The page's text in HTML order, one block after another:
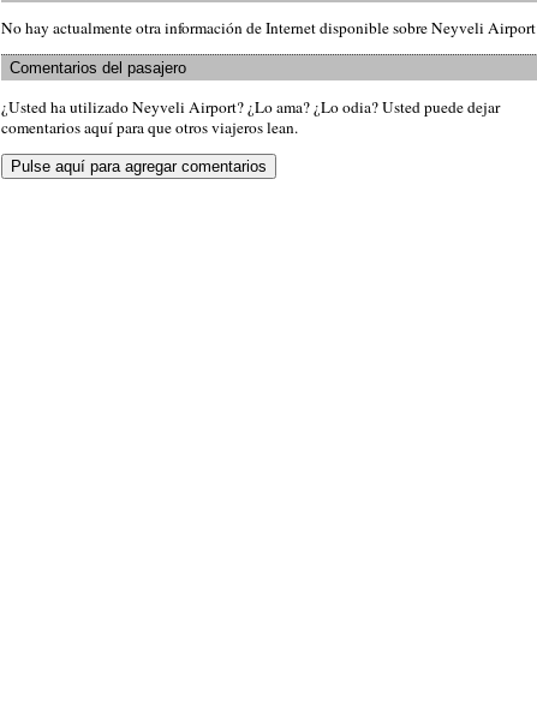
No hay actualmente otra información de Internet disponible sobre Neyveli Airport
Comentarios del pasajero
¿Usted ha utilizado Neyveli Airport? ¿Lo ama? ¿Lo odia? Usted puede dejar
comentarios aquí para que otros viajeros lean.